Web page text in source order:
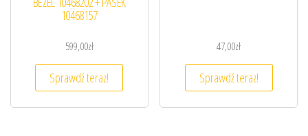
10468157
599,00zł
Sprawdź teraz!
47,00zł
Sprawdź teraz!